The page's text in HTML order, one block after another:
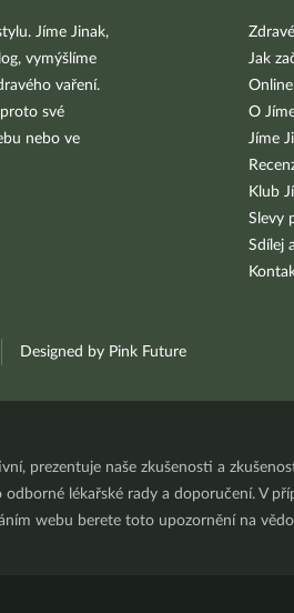
Jíme Jinak,
vymýšlíme
vaření.
své
nebo ve
Jak
O
Jíme
Klub
Slevy
Sdílej
Designed by Pink Future
prezentuje naše zkušenosti a
lékařské rady a doporučení. V
webu berete toto upozornění na